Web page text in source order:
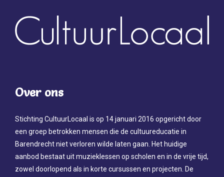
Over ons
Stichting CultuurLocaal is op 14 januari 2016 opgericht door
een groep betrokken mensen die de cultuureducatie in
Barendrecht niet verloren wilde laten gaan. Het huidige
aanbod bestaat uit muzieklessen op scholen en in de vrije tijd,
zowel doorlopend als in korte cursussen en projecten. De